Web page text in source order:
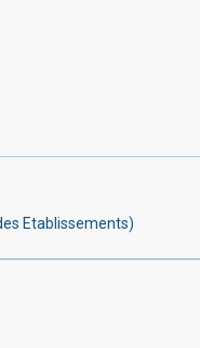
Etablissements)